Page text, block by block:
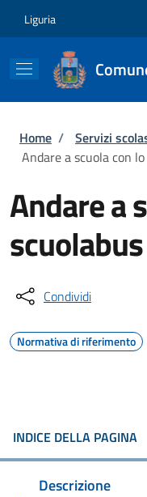
Liguria
Briciole di
Home / Servizi
Andare a scuola con
Andare a
scuolabus
Condividi
Normativa di riferimento
INDICE DELLA PAGINA
Descrizione